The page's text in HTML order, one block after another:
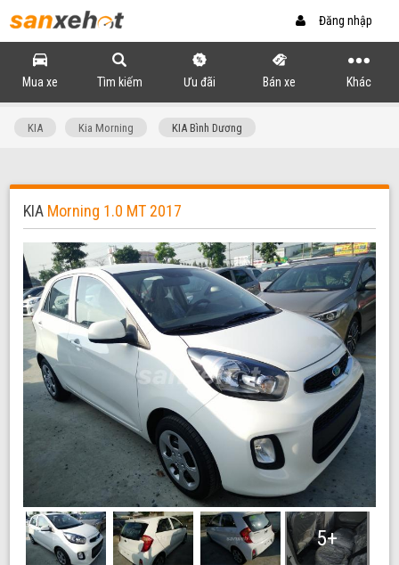
Đăng nhập
Mua xe Tìm kiếm Ưu đãi Bán xe Khác
KIA Kia Morning KIA Bình Dương
KIA Morning 1.0 MT 2017
5+